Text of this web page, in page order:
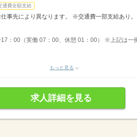
通費全額支給
事先により異なります。 ※交通費一部支給あり
：00（実働 07：00、休憩 01：00） ※上記は一
もっと見る
求人詳細を見る